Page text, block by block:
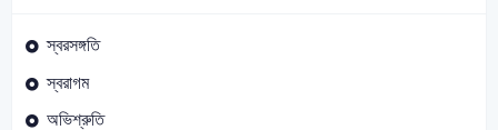
স্বরসঙ্গতি
স্বরাগম
অভিশ্রুতি